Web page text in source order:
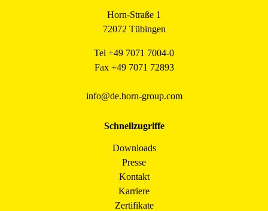
Horn-Straße 1
72072 Tübingen
Tel +49 7071 7004-0
Fax +49 7071 72893
info@de.horn-group.com
Schnellzugriffe
Downloads
Presse
Kontakt
Karriere
Zertifikate